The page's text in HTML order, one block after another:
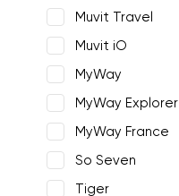
Muvit Travel
Muvit iO
MyWay
MyWay Explorer
MyWay France
So Seven
Tiger